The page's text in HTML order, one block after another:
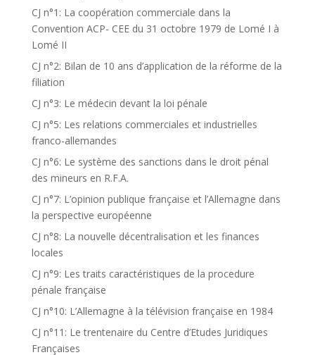
CJ n°1: La coopération commerciale dans la
Convention ACP- CEE du 31 octobre 1979 de Lomé I à
Lomé II
CJ n°2: Bilan de 10 ans d’application de la réforme de la
filiation
CJ n°3: Le médecin devant la loi pénale
CJ n°5: Les relations commerciales et industrielles
franco-allemandes
CJ n°6: Le système des sanctions dans le droit pénal
des mineurs en R.F.A.
CJ n°7: L’opinion publique française et l’Allemagne dans
la perspective européenne
CJ n°8: La nouvelle décentralisation et les finances
locales
CJ n°9: Les traits caractéristiques de la procedure
pénale française
CJ n°10: L’Allemagne à la télévision française en 1984
CJ n°11: Le trentenaire du Centre d’Etudes Juridiques
Françaises